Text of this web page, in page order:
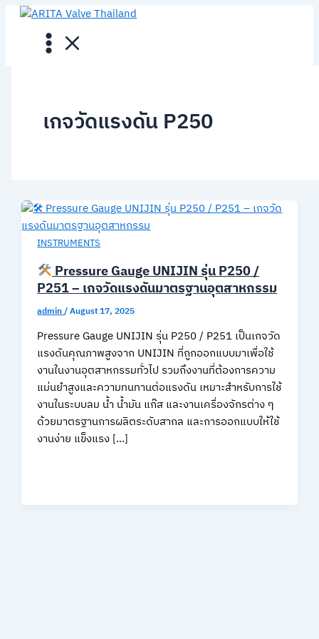
Skip
เกจวัดแรงดัน P250
INSTRUMENTS
Pressure Gauge UNIJIN รุ่น P250 /
P251 – เกจวัดแรงดันมาตรฐานอุตสาหกรรม
admin/August 17, 2025
Pressure Gauge UNIJIN รุ่น P250 / P251 เป็นเกจวัด
แรงดันคุณภาพสูงจาก UNIJIN ที่ถูกออกแบบมาเพื่อใช้
งานในงานอุตสาหกรรมทั่วไป รวมถึงงานที่ต้องการความ
แม่นยำสูงและความทนทานต่อแรงดัน เหมาะสำหรับการใช้
งานในระบบลม น้ำ น้ำมัน แก๊ส และงานเครื่องจักรต่าง ๆ
ด้วยมาตรฐานการผลิตระดับสากล และการออกแบบให้ใช้
งานง่าย แข็งแรง […]